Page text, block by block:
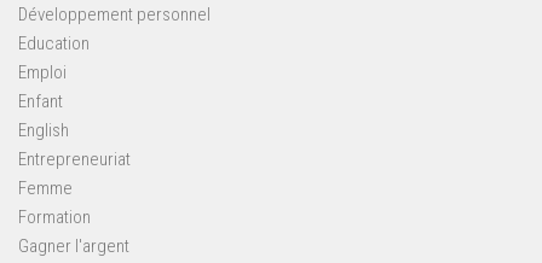
Développement personnel
Education
Emploi
Enfant
English
Entrepreneuriat
Femme
Formation
Gagner l'argent